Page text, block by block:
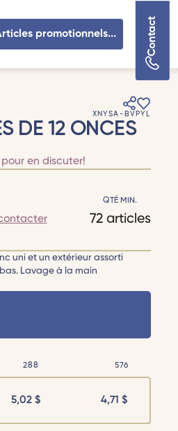
Contact
promotionnels...
XNYSA-BVPYL
DE 12 ONCES
pour en discuter!
QTÉ MIN.
72 articles
uni et un extérieur assorti
Lavage à la main
288 576
5,02 $ 4,71 $